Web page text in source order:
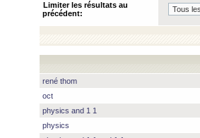
Limiter les résultats au
précédent:
rené thom
oct
physics and 1 1
physics